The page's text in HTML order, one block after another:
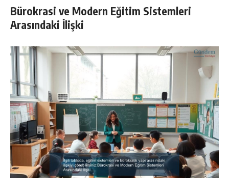
Bürokrasi ve Modern Eğitim Sistemleri
Arasındaki İlişki